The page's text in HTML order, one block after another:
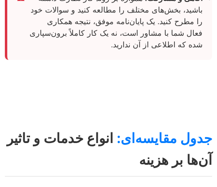
باشید، بخش‌های مختلف را مطالعه کنید و سوالات خود
را مطرح کنید. یک پایان‌نامه موفق، نتیجه همکاری
فعال شما با مشاور است، نه یک کار کاملاً برون‌سپاری
شده که اطلاعی از آن ندارید.
جدول مقایسه‌ای: انواع خدمات و تاثیر
آن‌ها بر هزینه